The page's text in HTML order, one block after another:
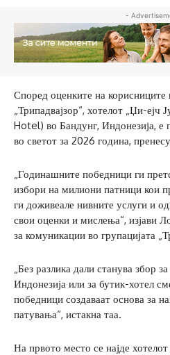
-
Според оценките на
„Трипадвајзор“, хотелот „Џи-ејч
Hotel) во Бандунг, Индонезија, е
во светот за 2026 година,
„Годинашните победници ги
избори на милиони патници кои
ги доживеале нивните услуги и
свои оценки и мислења“, изјави
за комуникации во групацијата
„Без разлика дали станува збор
Индонезија или за бутик-хотел
победници создаваат основа за
патувања“, истакна таа.
На првото место се најде